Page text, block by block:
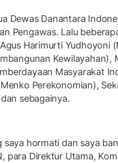
Dewas Danantara
Pengawas. Lalu
Harimurti Yudhoyoni
Kewilayahan),
Masyarakat
Perekonomian),
sebagainya.
saya hormati dan saya
para Direktur Utama,